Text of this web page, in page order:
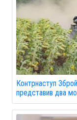
Контрнаступ
представив два